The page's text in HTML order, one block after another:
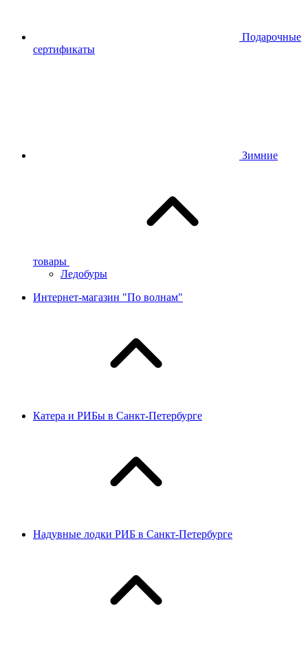
Подарочные
сертификаты
Зимние
товары
Ледобуры
Интернет-магазин "По волнам"
Катера и РИБы в Санкт-Петербурге
Надувные лодки РИБ в Санкт-Петербурге